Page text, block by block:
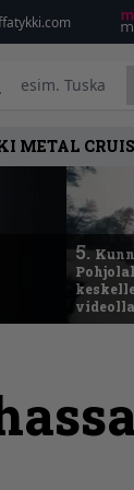
METAL
5.